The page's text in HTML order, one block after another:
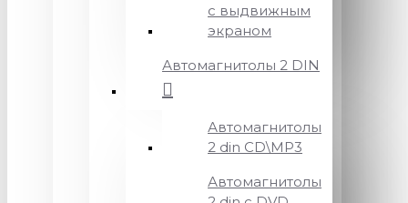
с выдвижным
экраном
Автомагнитолы 2 DIN
Автомагнитолы
2 din CD\MP3
Автомагнитолы